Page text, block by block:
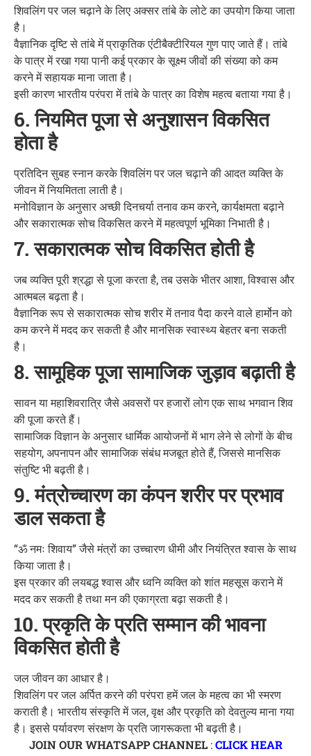
शिवलिंग पर जल चढ़ाने के लिए अक्सर तांबे के लोटे का उपयोग किया जाता
है।
वैज्ञानिक दृष्टि से तांबे में प्राकृतिक एंटीबैक्टीरियल गुण पाए जाते हैं। तांबे
के पात्र में रखा गया पानी कई प्रकार के सूक्ष्म जीवों की संख्या को कम
करने में सहायक माना जाता है।
इसी कारण भारतीय परंपरा में तांबे के पात्र का विशेष महत्व बताया गया है।
6. नियमित पूजा से अनुशासन विकसित
होता है
प्रतिदिन सुबह स्नान करके शिवलिंग पर जल चढ़ाने की आदत व्यक्ति के
जीवन में नियमितता लाती है।
मनोविज्ञान के अनुसार अच्छी दिनचर्या तनाव कम करने, कार्यक्षमता बढ़ाने
और सकारात्मक सोच विकसित करने में महत्वपूर्ण भूमिका निभाती है।
7. सकारात्मक सोच विकसित होती है
जब व्यक्ति पूरी श्रद्धा से पूजा करता है, तब उसके भीतर आशा, विश्वास और
आत्मबल बढ़ता है।
वैज्ञानिक रूप से सकारात्मक सोच शरीर में तनाव पैदा करने वाले हार्मोन को
कम करने में मदद कर सकती है और मानसिक स्वास्थ्य बेहतर बना सकती
है।
8. सामूहिक पूजा सामाजिक जुड़ाव बढ़ाती है
सावन या महाशिवरात्रि जैसे अवसरों पर हजारों लोग एक साथ भगवान शिव
की पूजा करते हैं।
सामाजिक विज्ञान के अनुसार धार्मिक आयोजनों में भाग लेने से लोगों के बीच
सहयोग, अपनापन और सामाजिक संबंध मजबूत होते हैं, जिससे मानसिक
संतुष्टि भी बढ़ती है।
9. मंत्रोच्चारण का कंपन शरीर पर प्रभाव
डाल सकता है
“ॐ नमः शिवाय” जैसे मंत्रों का उच्चारण धीमी और नियंत्रित श्वास के साथ
किया जाता है।
इस प्रकार की लयबद्ध श्वास और ध्वनि व्यक्ति को शांत महसूस कराने में
मदद कर सकती है तथा मन की एकाग्रता बढ़ा सकती है।
10. प्रकृति के प्रति सम्मान की भावना
विकसित होती है
जल जीवन का आधार है।
शिवलिंग पर जल अर्पित करने की परंपरा हमें जल के महत्व का भी स्मरण
कराती है। भारतीय संस्कृति में जल, वृक्ष और प्रकृति को देवतुल्य माना गया
है। इससे पर्यावरण संरक्षण के प्रति जागरूकता भी बढ़ती है।
JOIN OUR WHATSAPP CHANNEL:CLICK HEAR